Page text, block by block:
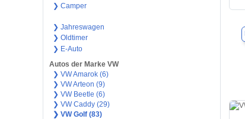
❯ Camper
❯ Jahreswagen
❯ Oldtimer
❯ E-Auto
Autos der Marke VW
❯ VW Amarok (6)
❯ VW Arteon (9)
❯ VW Beetle (6)
❯ VW Caddy (29)
❯ VW Golf (83)